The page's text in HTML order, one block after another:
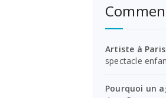
Artiste à Paris
spectacle
Pourquoi un